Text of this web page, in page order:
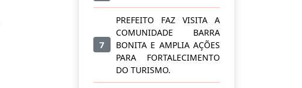
7
PREFEITO FAZ VISITA A
COMUNIDADE BARRA
BONITA E AMPLIA AÇÕES
PARA FORTALECIMENTO
DO TURISMO.